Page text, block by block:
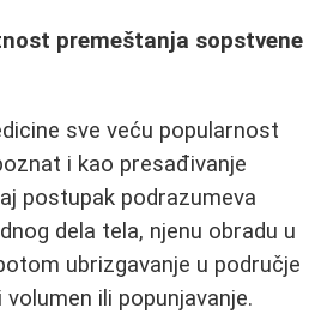
premeštanja sopstvene
sve veću popularnost
i kao presađivanje
postupak podrazumeva
dela tela, njenu obradu u
ubrizgavanje u područje
ili popunjavanje.